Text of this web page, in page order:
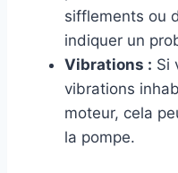
sifflements ou
indiquer un
Vibrations : Si
vibrations
moteur, cela
la pompe.